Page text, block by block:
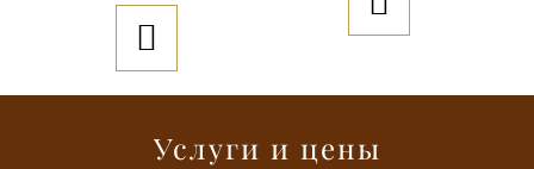

Услуги и цены